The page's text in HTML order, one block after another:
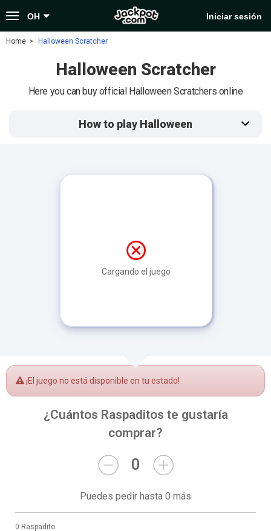
Toggle
navigation
OH Iniciar sesión
Home Halloween Scratcher
Halloween Scratcher
Here you can buy official Halloween Scratchers online
How to play Halloween
Cargando el juego
¡El juego no está disponible en tu estado!
¿Cuántos Raspaditos te gustaría
comprar?
0
Puedes pedir hasta 0 más
0 Raspadito